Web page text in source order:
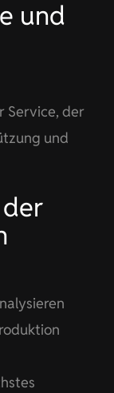
und
Service, der
und